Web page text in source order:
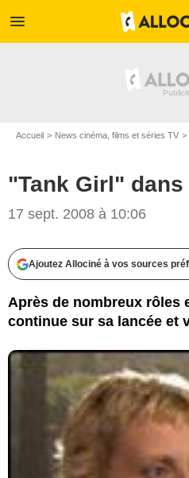
menu
Accueil News cinéma, films et séries TV
"Tank Girl"
17 sept. 2008 à 10:06
Ajoutez Allociné à vos sources
Après de nombreux rôles
continue sur sa lancée et